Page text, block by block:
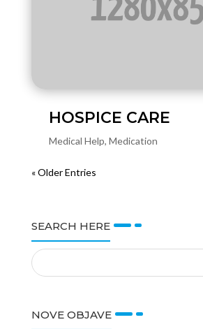
HOSPICE CARE
Medical Help, Medication
« Older Entries
SEARCH HERE
NOVE OBJAVE